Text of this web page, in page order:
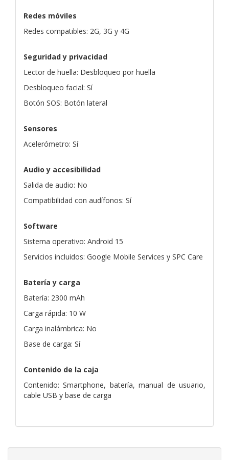
Redes móviles
Redes compatibles: 2G, 3G y 4G
Seguridad y privacidad
Lector de huella: Desbloqueo por huella
Desbloqueo facial: Sí
Botón SOS: Botón lateral
Sensores
Acelerómetro: Sí
Audio y accesibilidad
Salida de audio: No
Compatibilidad con audífonos: Sí
Software
Sistema operativo: Android 15
Servicios incluidos: Google Mobile Services y SPC Care
Batería y carga
Batería: 2300 mAh
Carga rápida: 10 W
Carga inalámbrica: No
Base de carga: Sí
Contenido de la caja
Contenido: Smartphone, batería, manual de usuario,
cable USB y base de carga